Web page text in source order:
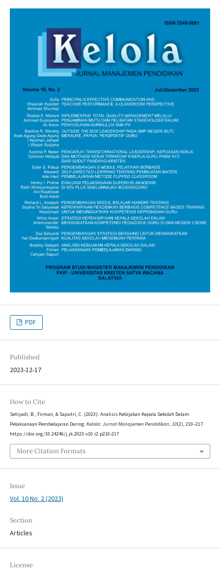
PDF
Published
2023-12-17
How to Cite
Setiyadi, B., Firman, & Saputri, C. (2023). Analisis Kebijakan Kepala Sekolah Dalam
Pelaksanaan Pembelajaran Daring. Kelola: Jurnal Manajemen Pendidikan, 10(2), 210–217.
https://doi.org/10.24246/j.jk.2023.v10.i2.p210-217
More Citation Formats
Issue
Vol. 10 No. 2 (2023)
Section
Articles
License